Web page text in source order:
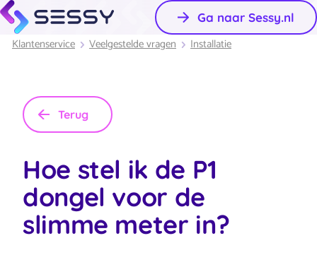
Ga naar Sessy.nl
Klantenservice Veelgestelde vragen Installatie
Terug
Hoe stel ik de P1
dongel voor de
slimme meter in?